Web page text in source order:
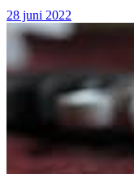
28 juni 2022